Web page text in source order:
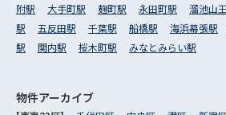
附駅
大手町駅 麹町駅 永田町駅 溜池山
駅
五反田駅 千葉駅 船橋駅 海浜幕張駅
駅
関内駅 桜木町駅 みなとみらい駅
物件アーカイブ